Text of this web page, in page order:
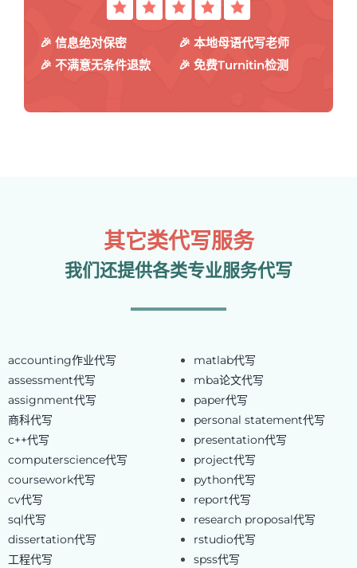
🎉 信息绝对保密
🎉 本地母语代写老师
🎉 不满意无条件退款
🎉 免费Turnitin检测
其它类代写服务
我们还提供各类专业服务代写
accounting作业代写
assessment代写
assignment代写
商科代写
c++代写
computerscience代写
coursework代写
cv代写
sql代写
dissertation代写
工程代写
matlab代写
mba论文代写
paper代写
personal statement代写
presentation代写
project代写
python代写
report代写
research proposal代写
rstudio代写
spss代写